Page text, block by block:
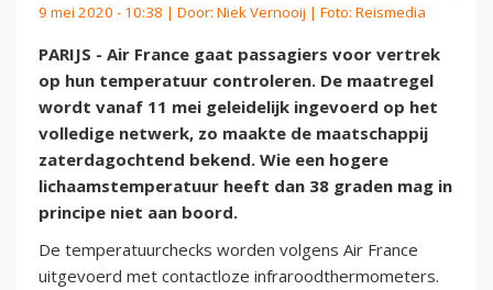
9 mei 2020 - 10:38 | Door: Niek Vernooij | Foto: Reismedia
PARIJS - Air France gaat passagiers voor vertrek
op hun temperatuur controleren. De maatregel
wordt vanaf 11 mei geleidelijk ingevoerd op het
volledige netwerk, zo maakte de maatschappij
zaterdagochtend bekend. Wie een hogere
lichaamstemperatuur heeft dan 38 graden mag in
principe niet aan boord.
De temperatuurchecks worden volgens Air France
uitgevoerd met contactloze infraroodthermometers.